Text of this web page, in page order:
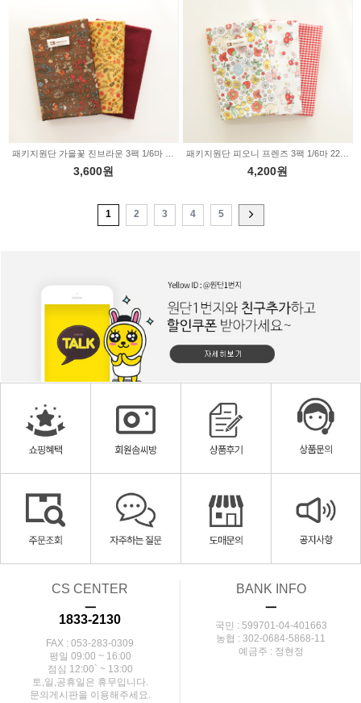
3,600원 4,200원
1 2 3 4 5
CS CENTER
ㅡ
1833-2130
FAX : 053-283-0309
평일 09:00 ~ 16:00
점심 12:00` ~ 13:00
토,일,공휴일은 휴무입니다.
문의게시판을 이용해주세요.
BANK INFO
ㅡ
국민 : 599701-04-401663
농협 : 302-0684-5868-11
예금주 : 정현정